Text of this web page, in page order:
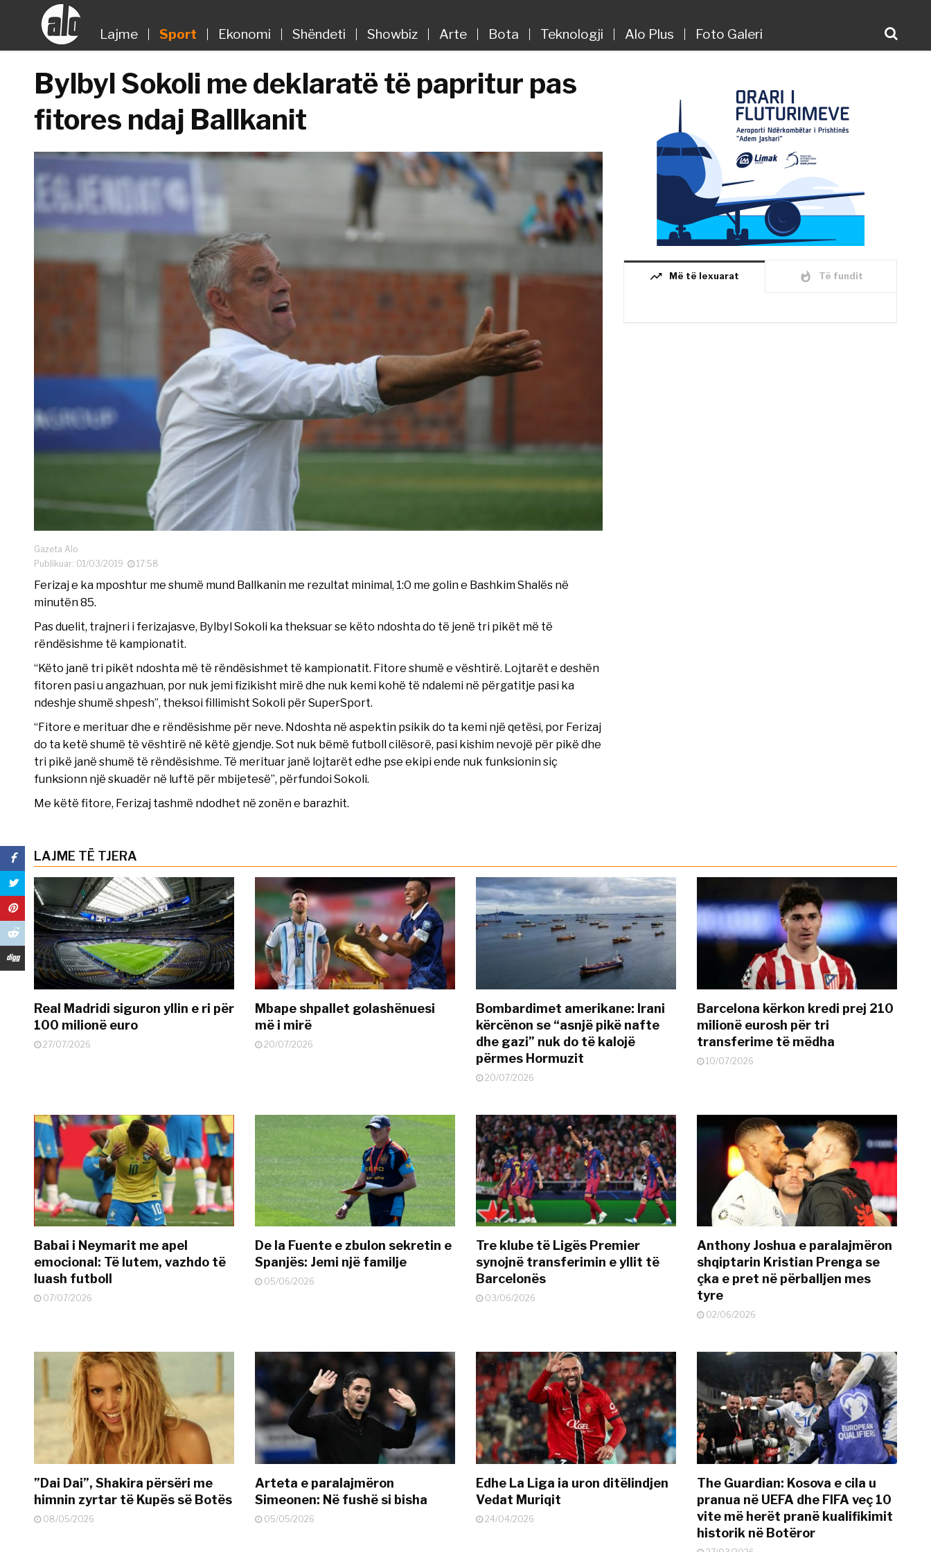
Lajme Sport Ekonomi Shëndeti Showbiz Arte Bota Teknologji Alo Plus Foto Galeri
Bylbyl Sokoli me deklaratë të papritur pas
fitores ndaj Ballkanit
Gazeta Alo
Publikuar: 01/03/2019
17:58
Ferizaj e ka mposhtur me shumë mund Ballkanin me rezultat minimal, 1:0 me golin e Bashkim Shalës në
minutën 85.
Pas duelit, trajneri i ferizajasve, Bylbyl Sokoli ka theksuar se këto ndoshta do të jenë tri pikët më të
rëndësishme të kampionatit.
“Këto janë tri pikët ndoshta më të rëndësishmet të kampionatit. Fitore shumë e vështirë. Lojtarët e deshën
fitoren pasi u angazhuan, por nuk jemi fizikisht mirë dhe nuk kemi kohë të ndalemi në përgatitje pasi ka
ndeshje shumë shpesh”, theksoi fillimisht Sokoli për SuperSport.
“Fitore e merituar dhe e rëndësishme për neve. Ndoshta në aspektin psikik do ta kemi një qetësi, por Ferizaj
do ta ketë shumë të vështirë në këtë gjendje. Sot nuk bëmë futboll cilësorë, pasi kishim nevojë për pikë dhe
tri pikë janë shumë të rëndësishme. Të merituar janë lojtarët edhe pse ekipi ende nuk funksionin siç
funksionn një skuadër në luftë për mbijetesë”, përfundoi Sokoli.
Me këtë fitore, Ferizaj tashmë ndodhet në zonën e barazhit.
trending_up Më të lexuarat whatshot Të fundit
LAJME TË TJERA
Real Madridi siguron yllin e ri për
100 milionë euro
27/07/2026
Mbape shpallet golashënuesi
më i mirë
20/07/2026
Bombardimet amerikane: Irani
kërcënon se “asnjë pikë nafte
dhe gazi” nuk do të kalojë
përmes Hormuzit
20/07/2026
Barcelona kërkon kredi prej 210
milionë eurosh për tri
transferime të mëdha
10/07/2026
Babai i Neymarit me apel
emocional: Të lutem, vazhdo të
luash futboll
07/07/2026
De la Fuente e zbulon sekretin e
Spanjës: Jemi një familje
05/06/2026
Tre klube të Ligës Premier
synojnë transferimin e yllit të
Barcelonës
03/06/2026
Anthony Joshua e paralajmëron
shqiptarin Kristian Prenga se
çka e pret në përballjen mes
tyre
02/06/2026
”Dai Dai”, Shakira përsëri me
himnin zyrtar të Kupës së Botës
08/05/2026
Arteta e paralajmëron
Simeonen: Në fushë si bisha
05/05/2026
Edhe La Liga ia uron ditëlindjen
Vedat Muriqit
24/04/2026
The Guardian: Kosova e cila u
pranua në UEFA dhe FIFA veç 10
vite më herët pranë kualifikimit
historik në Botëror